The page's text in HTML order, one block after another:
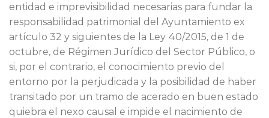
entidad e imprevisibilidad necesarias para fundar la
responsabilidad patrimonial del Ayuntamiento ex
artículo 32 y siguientes de la Ley 40/2015, de 1 de
octubre, de Régimen Jurídico del Sector Público, o
si, por el contrario, el conocimiento previo del
entorno por la perjudicada y la posibilidad de haber
transitado por un tramo de acerado en buen estado
quiebra el nexo causal e impide el nacimiento de